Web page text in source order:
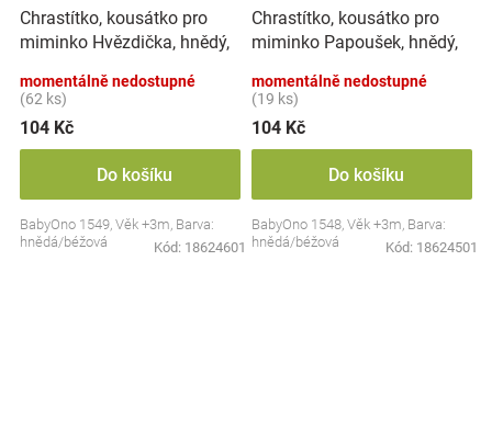
Chrastítko, kousátko pro
miminko Hvězdička, hnědý,
momentálně nedostupné
(62 ks)
104 Kč
Do košíku
BabyOno 1549, Věk +3m, Barva:
hnědá/béžová
Kód: 18624601
Chrastítko, kousátko pro
miminko Papoušek, hnědý,
momentálně nedostupné
(19 ks)
104 Kč
Do košíku
BabyOno 1548, Věk +3m, Barva:
hnědá/béžová
Kód: 18624501